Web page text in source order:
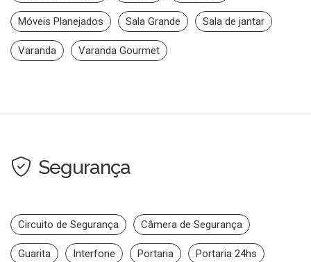
Móveis Planejados Sala Grande Sala de jantar
Varanda Varanda Gourmet
Segurança
Circuito de Segurança Câmera de Segurança
Guarita Interfone Portaria Portaria 24hs